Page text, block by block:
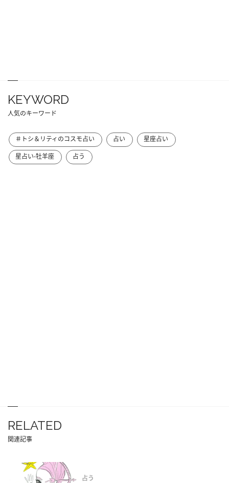
KEYWORD
人気のキーワード
＃トシ＆リティのコスモ占い 占い
星座占い
星占い-牡羊座
占う
RELATED
関連記事
占う